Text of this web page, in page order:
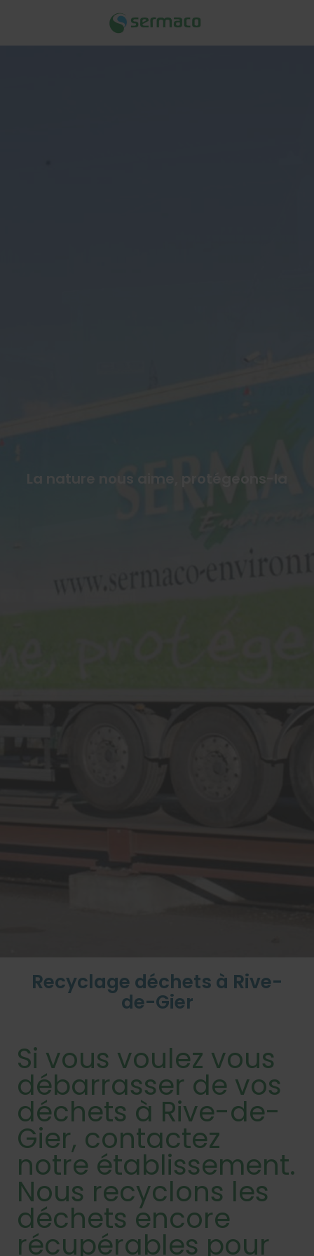
La nature nous aime, protégeons-la
Recyclage déchets à Rive-
de-Gier
Si vous voulez vous
débarrasser de vos
déchets à Rive-de-
Gier, contactez
notre établissement.
Nous recyclons les
déchets encore
récupérables pour